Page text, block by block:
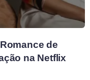
de
na Netflix